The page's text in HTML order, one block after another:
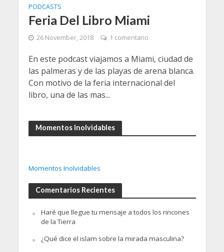
PODCASTS
Feria Del Libro Miami
26 November, 2018 1 comentario
En este podcast viajamos a Miami, ciudad de
las palmeras y de las playas de arena blanca.
Con motivo de la feria internacional del
libro, una de las mas...
Momentos Inolvidables
Momentos Inolvidables
Comentarios Recientes
Haré que llegue tu mensaje a todos los rincones
de la Tierra
¿Qué dice el islam sobre la mirada masculina?